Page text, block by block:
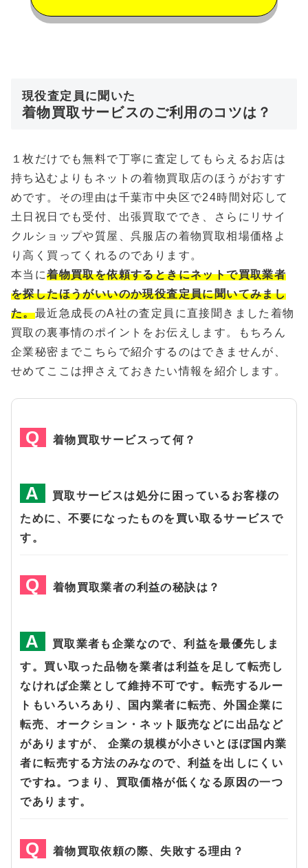
現役査定員に聞いた
着物買取サービスのご利用のコツは？
１枚だけでも無料で丁寧に査定してもらえるお店は
持ち込むよりもネットの着物買取店のほうがおすす
めです。その理由は千葉市中央区で24時間対応して
土日祝日でも受付、出張買取ででき、さらにリサイ
クルショップや質屋、呉服店の着物買取相場価格よ
り高く買ってくれるのであります。
本当に着物買取を依頼するときにネットで買取業者
を探したほうがいいのか現役査定員に聞いてみまし
た。最近急成長のA社の査定員に直接聞きました着物
買取の裏事情のポイントをお伝えします。もちろん
企業秘密までこちらで紹介するのはできませんが、
せめてここは押さえておきたい情報を紹介します。
着物買取サービスって何？
買取サービスは処分に困っているお客様の
ために、不要になったものを買い取るサービスで
す。
着物買取業者の利益の秘訣は？
買取業者も企業なので、利益を最優先しま
す。買い取った品物を業者は利益を足して転売し
なければ企業として維持不可です。転売するルー
トもいろいろあり、国内業者に転売、外国企業に
転売、オークション・ネット販売などに出品など
がありますが、 企業の規模が小さいとほぼ国内業
者に転売する方法のみなので、利益を出しにくい
ですね。つまり、買取価格が低くなる原因の一つ
であります。
着物買取依頼の際、失敗する理由？